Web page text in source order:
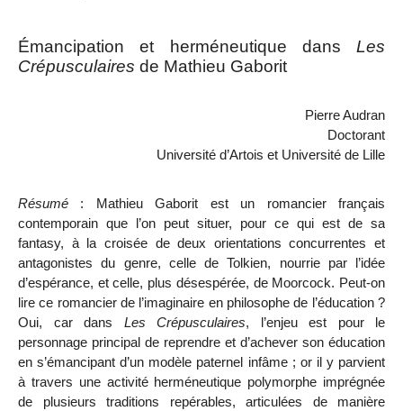
Émancipation et herméneutique dans Les
Crépusculaires de Mathieu Gaborit
Pierre Audran
Doctorant
Université d’Artois et Université de Lille
Résumé : Mathieu Gaborit est un romancier français
contemporain que l’on peut situer, pour ce qui est de sa
fantasy, à la croisée de deux orientations concurrentes et
antagonistes du genre, celle de Tolkien, nourrie par l’idée
d’espérance, et celle, plus désespérée, de Moorcock. Peut-on
lire ce romancier de l’imaginaire en philosophe de l’éducation ?
Oui, car dans Les Crépusculaires, l’enjeu est pour le
personnage principal de reprendre et d’achever son éducation
en s’émancipant d’un modèle paternel infâme ; or il y parvient
à travers une activité herméneutique polymorphe imprégnée
de plusieurs traditions repérables, articulées de manière